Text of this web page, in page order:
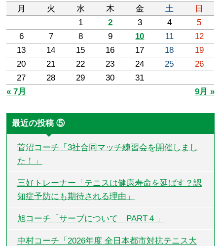
月 火 水 木 金 土
日
1
2 3 4
5
6
7 8 9 10 11
12
13
14 15 16 17 18
19
20
21 22 23 24 25
26
27
28 29 30
31
« 7月
9月 »
最近の投稿 ⑤
菅沼コーチ「3社合同マッチ練習会を開催しまし
た！」
三好トレーナー「テニスは健康寿命を延ばす？認
知症予防にも期待される理由」
旭コーチ「サーブについて PART４」
中村コーチ「2026年度 全日本都市対抗テニス大